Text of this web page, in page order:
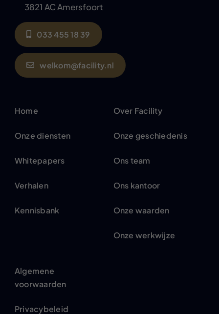
3821 AC Amersfoort
033 455 18 39
welkom@facility.nl
Home
Onze diensten
Whitepapers
Verhalen
Kennisbank
Over Facility
Onze geschiedenis
Ons team
Ons kantoor
Onze waarden
Onze werkwijze
Algemene
voorwaarden
Privacybeleid